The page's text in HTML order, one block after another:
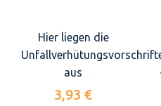
Hier liegen die
aus
3,93 €